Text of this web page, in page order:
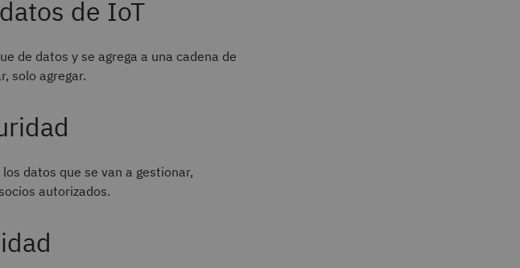
de IoT
de datos y se agrega a una cadena de
solo agregar.
datos que se van a gestionar,
autorizados.